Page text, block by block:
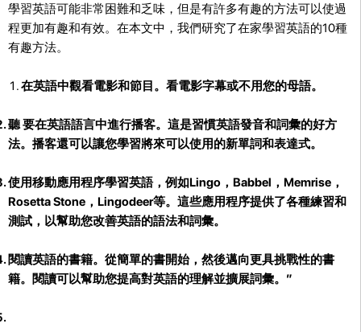
學習英語可能非常困難和乏味，但是有許多有趣的方法可以使過
程更加有趣和有效。在本文中，我們研究了在家學習英語的10種
有趣方法。
在英語中觀看電影和節目。看電影字幕或不用您的母語。
聽 要在英語語言中進行播客。 這是習慣英語發音和詞彙的好方
法。播客還可以讓您學習將來可以使用的新單詞和表達式。
使用移動應用程序學習英語，例如Lingo，Babbel，Memrise，
Rosetta Stone，Lingodeer等。這些應用程序提供了各種練習和
測試，以幫助您改善英語的語法和詞彙。
閱讀英語的書籍。 從簡單的書開始，然後邁向更具挑戰性的書
籍。閱讀可以幫助您提高對英語的理解並擴展詞彙。”